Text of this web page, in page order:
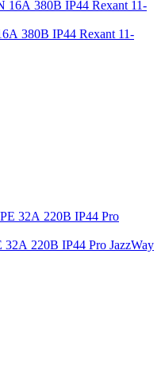
380В IP44 Rexant 11-
32А 220В IP44 Pro JazzWay